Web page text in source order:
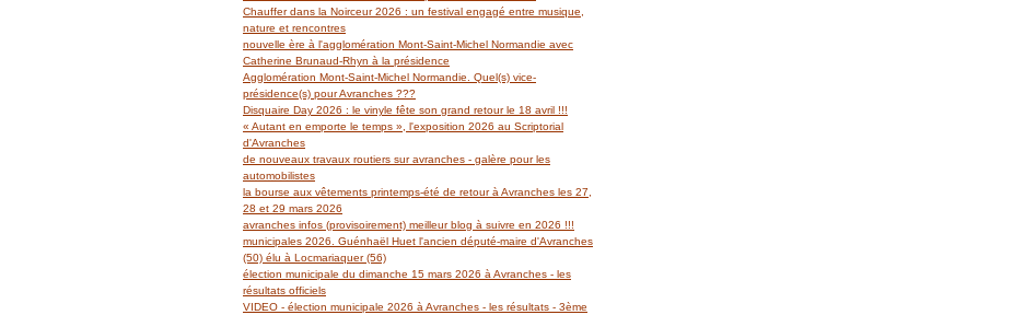
Janvier(14)
Février(19)
Janvier(14)
Mars(29)
Février(18)
Janvier(13)
Avril(27)
Mars(62)
Février(39)
Janvier(5)
Mai(14)
Avril(6)
Mars(6)
Février(2)
Janvier(3)
Chauffer dans la Noirceur 2026 : un festival engagé entre musique,
nature et rencontres
nouvelle ère à l'agglomération Mont-Saint-Michel Normandie avec
Catherine Brunaud-Rhyn à la présidence
Agglomération Mont-Saint-Michel Normandie. Quel(s) vice-
présidence(s) pour Avranches ???
Disquaire Day 2026 : le vinyle fête son grand retour le 18 avril !!!
« Autant en emporte le temps », l'exposition 2026 au Scriptorial
d'Avranches
de nouveaux travaux routiers sur avranches - galère pour les
automobilistes
la bourse aux vêtements printemps-été de retour à Avranches les 27,
28 et 29 mars 2026
avranches infos (provisoirement) meilleur blog à suivre en 2026 !!!
municipales 2026. Guénhaël Huet l'ancien député-maire d'Avranches
(50) élu à Locmariaquer (56)
élection municipale du dimanche 15 mars 2026 à Avranches - les
résultats officiels
VIDEO - élection municipale 2026 à Avranches - les résultats - 3ème